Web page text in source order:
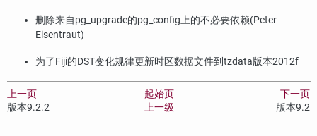
删除来自pg_upgrade的pg_config上的不必要依赖(Peter
Eisentraut)
为了Fiji的DST变化规律更新时区数据文件到tzdata版本2012f
上一页 起始页
下一页
版本9.2.2
上一级 版本9.2